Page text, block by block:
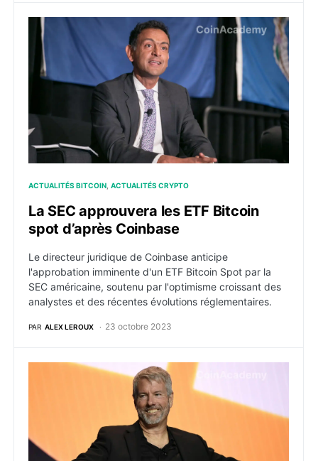
La SEC approuvera les ETF Bitcoin spot d’après
ACTUALITÉS BITCOIN ACTUALITÉS CRYPTO
La SEC approuvera les ETF Bitcoin
spot d’après Coinbase
Le directeur juridique de Coinbase anticipe
l'approbation imminente d'un ETF Bitcoin Spot par la
SEC américaine, soutenu par l'optimisme croissant des
analystes et des récentes évolutions réglementaires.
PAR ALEX LEROUX 23 octobre 2023
Bitcoin : MicroStrategy repasse en profit alors que